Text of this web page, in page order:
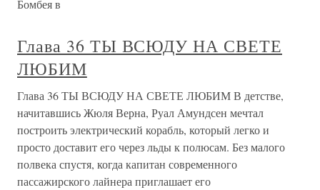
Бомбея в
Глава 36 ТЫ ВСЮДУ НА СВЕТЕ
ЛЮБИМ
Глава 36 ТЫ ВСЮДУ НА СВЕТЕ ЛЮБИМ В детстве,
начитавшись Жюля Верна, Руал Амундсен мечтал
построить электрический корабль, который легко и
просто доставит его через льды к полюсам. Без малого
полвека спустя, когда капитан современного
пассажирского лайнера приглашает его